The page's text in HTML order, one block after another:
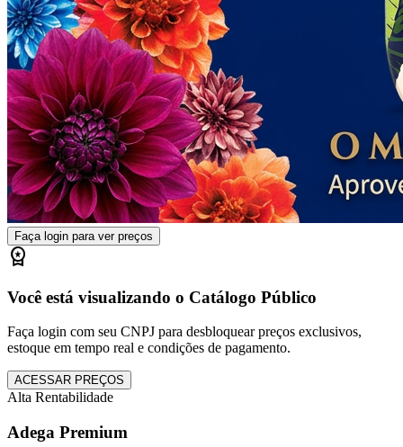
Faça login para ver preços
workspace_premium
Você está visualizando o Catálogo Público
Faça login com seu CNPJ para desbloquear preços exclusivos,
estoque em tempo real e condições de pagamento.
ACESSAR PREÇOS
Alta Rentabilidade
Adega Premium